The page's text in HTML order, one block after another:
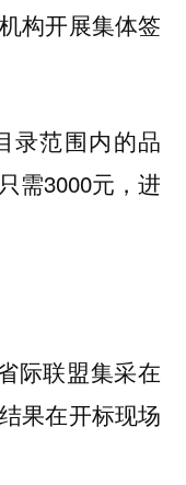
构开展集体签
录范围内的品
需3000元，进
际联盟集采在
果在开标现场